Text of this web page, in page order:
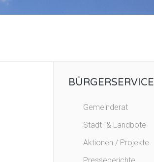
BÜRGERSERVICE
Gemeinderat
Stadt- & Landbote
Aktionen / Projekte